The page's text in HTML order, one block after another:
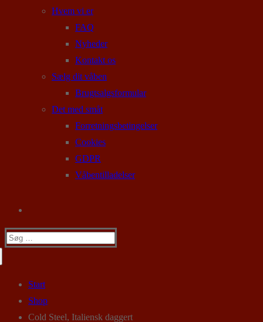
Hvem vi er
FAQ
Nyheder
Kontakt os
Sælg dit våben
Brugtsalgsformular
Det med småt
Forretningsbetingelser
Cookies
GDPR
Våbentilladelser
Søg
Start
Shop
Cold Steel, Italiensk daggert